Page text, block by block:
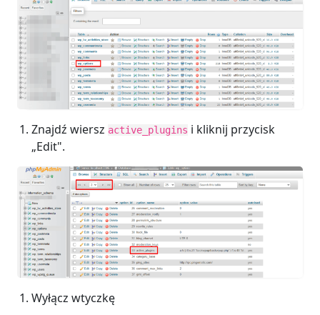
Znajdź wiersz active_plugins i kliknij przycisk
„Edit".
Wyłącz wtyczkę